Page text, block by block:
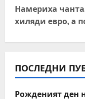
n
a
v
i
Намериха
хиляди евро, а
ПОСЛЕДНИ
Рожденият ден